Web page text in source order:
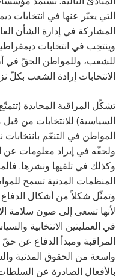
التي يعبّر عنها في انتخابات
المشاركة في إدارة الشأن
وينتخِب في انتخابات
للشعب، وللمواطن الحقّ
الانتخابات إرادة الشعب بكلّ
تشكّل المراقبة المحايدة
السياسية) للانتخابات من
المواطن في التنعّم
ولحقّه في إيراد معلومات عن
وكذلك في تلقيها ونشرها.
المنظمات المدنية تسمح
وتمثّل شكلاً من أشكال
لأنها تسعى إلى صون سلامة
في العمليتين الانتخابية
المراقبة ومبدأ الدفاع عن
واسعة من الحقوق المدنية
بالأفعال الصادرة عن